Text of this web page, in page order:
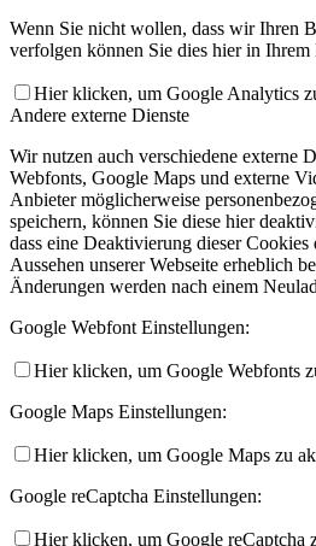
Wenn Sie nicht wollen, dass wir Ihren
verfolgen können Sie dies hier in
Hier klicken, um Google Analytics
Andere externe Dienste
Wir nutzen auch verschiedene externe
Webfonts, Google Maps und externe
Anbieter möglicherweise
speichern, können Sie diese hier
dass eine Deaktivierung dieser
Aussehen unserer Webseite erheblich
Änderungen werden nach einem
Google Webfont Einstellungen:
Hier klicken, um Google Webfonts
Google Maps Einstellungen:
Hier klicken, um Google Maps zu
Google reCaptcha Einstellungen:
Hier klicken, um Google reCaptcha